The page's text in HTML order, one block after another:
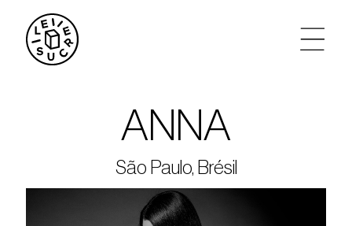
agenda
tickets
ANNA
São Paulo, Brésil